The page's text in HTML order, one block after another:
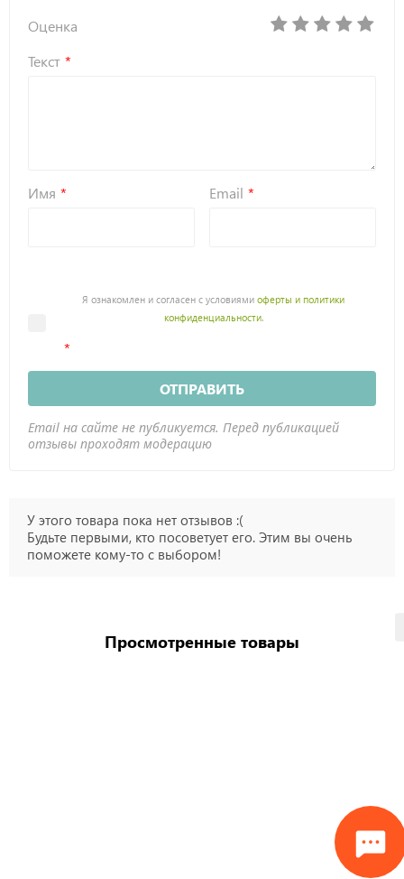
Оценка
Текст
Имя Email
Я ознакомлен и согласен с условиямиоферты и политики
конфиденциальности.
ОТПРАВИТЬ
Email на сайте не публикуется. Перед публикацией
отзывы проходят модерацию
У этого товара пока нет отзывов :(
Будьте первыми, кто посоветует его. Этим вы очень
поможете кому-то с выбором!
Просмотренные товары